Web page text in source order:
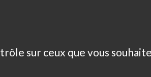
sur ceux que vous